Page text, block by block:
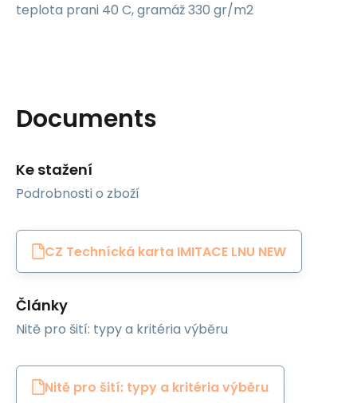
teplota prani 40 C, gramáž 330 gr/m2
Documents
Ke stažení
Podrobnosti o zboží
CZ Technícká karta IMITACE LNU NEW
Články
Nitě pro šití: typy a kritéria výběru
Nitě pro šití: typy a kritéria výběru